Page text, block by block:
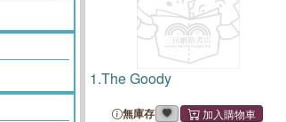
1.The Goody
無庫存